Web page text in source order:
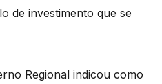
de investimento que se
Regional indicou como